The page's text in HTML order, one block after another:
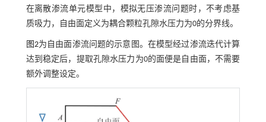
在离散渗流单元模型中，模拟无压渗流问题时，不考虑基
质吸力，自由面定义为耦合颗粒孔隙水压力为0的分界线。
图2为自由面渗流问题的示意图。在模型经过渗流迭代计算
达到稳定后，提取孔隙水压力为0的面便是自由面，不需要
额外调整设定。